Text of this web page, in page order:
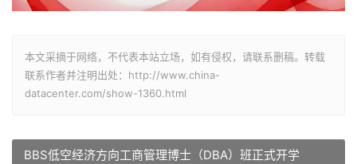
本文采摘于网络，不代表本站立场，如有侵权，请联系删稿。转载
联系作者并注明出处：http://www.china-
datacenter.com/show-1360.html
BBS低空经济方向工商管理博士（DBA）班正式开学